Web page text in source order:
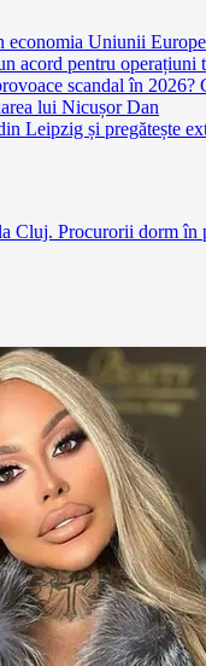
economia Uniunii
acord pentru
scandal în
lui Nicușor Dan
Leipzig și pregătește
Cluj. Procurorii dorm în